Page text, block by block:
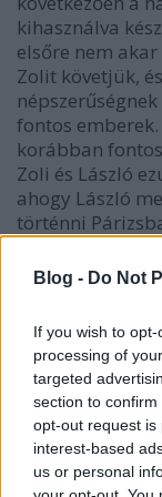
Blog - Do Not
If you wish to
processing of
targeted
section to
opt-out request is
interest-based
us or personal
kihasználva
elsőre nem
Zolit követjük,
fontos
korábban
Zoli és László
ahogy László
történni
akarja vonni új